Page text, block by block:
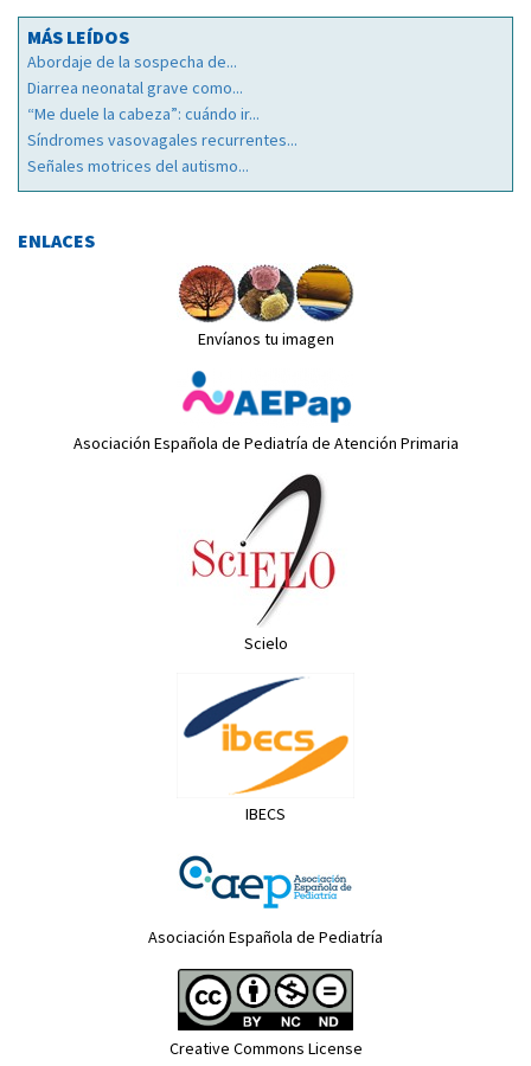
MÁS LEÍDOS
Abordaje de la sospecha de...
Diarrea neonatal grave como...
“Me duele la cabeza”: cuándo ir...
Síndromes vasovagales recurrentes...
Señales motrices del autismo...
ENLACES
Envíanos tu imagen
Asociación Española de Pediatría de Atención Primaria
Scielo
IBECS
Asociación Española de Pediatría
Creative Commons License